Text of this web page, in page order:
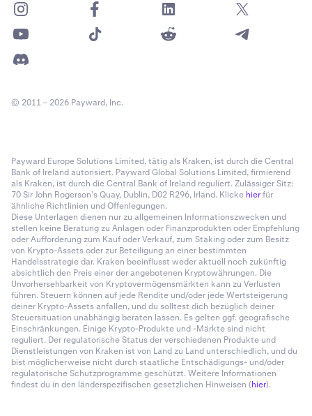
© 2011 – 2026 Payward, Inc.
Payward Europe Solutions Limited, tätig als Kraken, ist durch die Central
Bank of Ireland autorisiert. Payward Global Solutions Limited, firmierend
als Kraken, ist durch die Central Bank of Ireland reguliert. Zulässiger Sitz:
70 Sir John Rogerson’s Quay, Dublin, D02 R296, Irland. Klicke hierfür
ähnliche Richtlinien und Offenlegungen.
Diese Unterlagen dienen nur zu allgemeinen Informationszwecken und
stellen keine Beratung zu Anlagen oder Finanzprodukten oder Empfehlung
oder Aufforderung zum Kauf oder Verkauf, zum Staking oder zum Besitz
von Krypto-Assets oder zur Beteiligung an einer bestimmten
Handelsstrategie dar. Kraken beeinflusst weder aktuell noch zukünftig
absichtlich den Preis einer der angebotenen Kryptowährungen. Die
Unvorhersehbarkeit von Kryptovermögensmärkten kann zu Verlusten
führen. Steuern können auf jede Rendite und/oder jede Wertsteigerung
deiner Krypto-Assets anfallen, und du solltest dich bezüglich deiner
Steuersituation unabhängig beraten lassen. Es gelten ggf. geografische
Einschränkungen. Einige Krypto-Produkte und -Märkte sind nicht
reguliert. Der regulatorische Status der verschiedenen Produkte und
Dienstleistungen von Kraken ist von Land zu Land unterschiedlich, und du
bist möglicherweise nicht durch staatliche Entschädigungs- und/oder
regulatorische Schutzprogramme geschützt. Weitere Informationen
findest du in den länderspezifischen gesetzlichen Hinweisen (hier).